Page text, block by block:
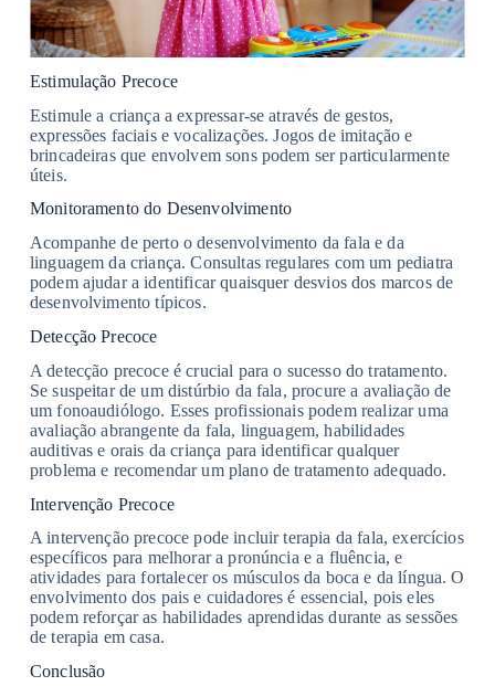
Estimulação Precoce
Estimule a criança a expressar-se através de gestos,
expressões faciais e vocalizações. Jogos de imitação e
brincadeiras que envolvem sons podem ser particularmente
úteis.
Monitoramento do Desenvolvimento
Acompanhe de perto o desenvolvimento da fala e da
linguagem da criança. Consultas regulares com um pediatra
podem ajudar a identificar quaisquer desvios dos marcos de
desenvolvimento típicos.
Detecção Precoce
A detecção precoce é crucial para o sucesso do tratamento.
Se suspeitar de um distúrbio da fala, procure a avaliação de
um fonoaudiólogo. Esses profissionais podem realizar uma
avaliação abrangente da fala, linguagem, habilidades
auditivas e orais da criança para identificar qualquer
problema e recomendar um plano de tratamento adequado.
Intervenção Precoce
A intervenção precoce pode incluir terapia da fala, exercícios
específicos para melhorar a pronúncia e a fluência, e
atividades para fortalecer os músculos da boca e da língua. O
envolvimento dos pais e cuidadores é essencial, pois eles
podem reforçar as habilidades aprendidas durante as sessões
de terapia em casa.
Conclusão